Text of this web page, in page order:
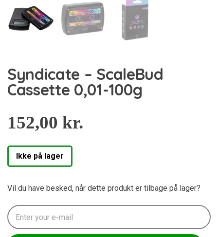
Syndicate – ScaleBud
Cassette 0,01-100g
152,00 kr.
Ikke på lager
Vil du have besked, når dette produkt er tilbage på lager?